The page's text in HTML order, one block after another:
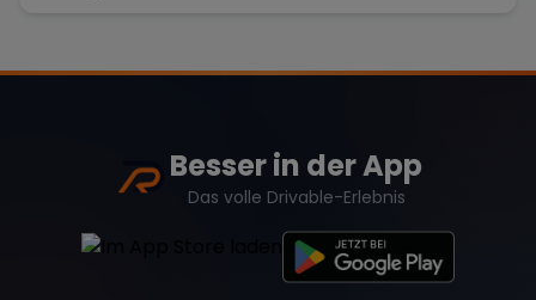
Besser in der App
Das volle Drivable-Erlebnis